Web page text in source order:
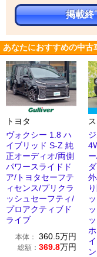
掲載終
あなたにおすすめの中古
トヨタ
ヴォクシー 1.8 ハ
イブリッド S-Z 純
正オーディオ/両側
パワースライドド
ア/トヨタセーフテ
ィセンス/プリクラ
ッシュセーフティ/
プロアクティブド
ライブ
本体： 360.5万円
総額： 369.8万円